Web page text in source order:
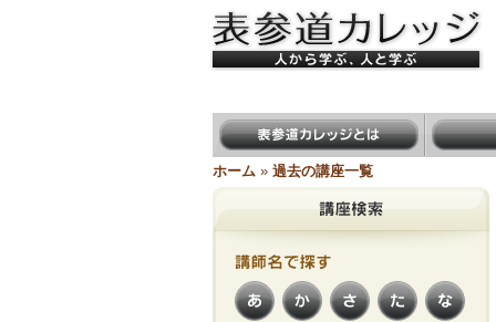
表参道カレッジ ＜人から学ぶ、人
と学ぶ＞
表参道カレッジとは 講座一覧
ホーム » 過去の講座一覧
講師名で
探す
あ か さ た な